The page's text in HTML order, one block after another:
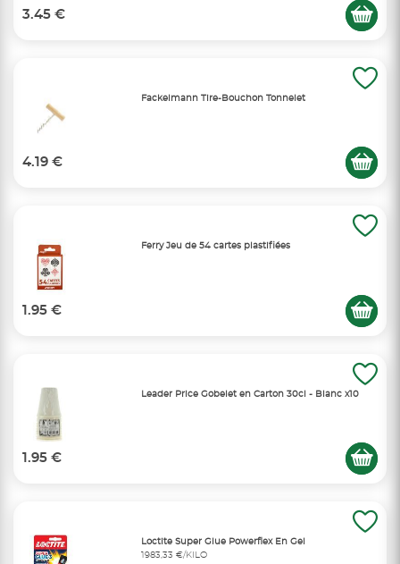
3.45 €
Fackelmann Tire-Bouchon Tonnelet
4.19 €
Ferry Jeu de 54 cartes plastifiées
1.95 €
Leader Price Gobelet en Carton 30cl - Blanc x10
1.95 €
Loctite Super Glue Powerflex En Gel
1983,33 €/KILO